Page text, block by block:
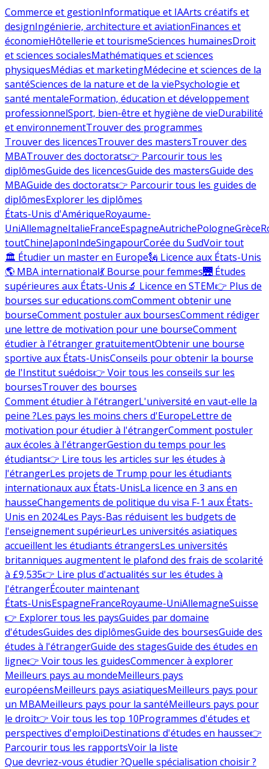
Commerce et gestionInformatique et IAArts créatifs et
designIngénierie, architecture et aviationFinances et
économieHôtellerie et tourismeSciences humainesDroit
et sciences socialesMathématiques et sciences
physiquesMédias et marketingMédecine et sciences de la
santéSciences de la nature et de la viePsychologie et
santé mentaleFormation, éducation et développement
professionnelSport, bien-être et hygiène de vieDurabilité
et environnementTrouver des programmes
Trouver des licencesTrouver des mastersTrouver des
MBATrouver des doctorats👉 Parcourir tous les
diplômesGuide des licencesGuide des mastersGuide des
MBAGuide des doctorats👉 Parcourir tous les guides de
diplômesExplorer les diplômes
États-Unis d'AmériqueRoyaume-
UniAllemagneItalieFranceEspagneAutrichePologneGrèce
toutChineJaponIndeSingapourCorée du SudVoir tout
🏛 Étudier un master en Europe🗽 Licence aux États-Unis
🌎 MBA international💃 Bourse pour femmes🌉 Études
supérieures aux États-Unis🔬 Licence en STEM👉 Plus de
bourses sur educations.comComment obtenir une
bourseComment postuler aux boursesComment rédiger
une lettre de motivation pour une bourseComment
étudier à l'étranger gratuitementObtenir une bourse
sportive aux États-UnisConseils pour obtenir la bourse
de l'Institut suédois👉 Voir tous les conseils sur les
boursesTrouver des bourses
Comment étudier à l'étrangerL'université en vaut-elle la
peine ?Les pays les moins chers d'EuropeLettre de
motivation pour étudier à l'étrangerComment postuler
aux écoles à l'étrangerGestion du temps pour les
étudiants👉 Lire tous les articles sur les études à
l'étrangerLes projets de Trump pour les étudiants
internationaux aux États-UnisLa licence en 3 ans en
hausseChangements de politique du visa F-1 aux États-
Unis en 2024Les Pays-Bas réduisent les budgets de
l'enseignement supérieurLes universités asiatiques
accueillent les étudiants étrangersLes universités
britanniques augmentent le plafond des frais de scolarité
à £9,535👉 Lire plus d'actualités sur les études à
l'étrangerÉcouter maintenant
États-UnisEspagneFranceRoyaume-UniAllemagneSuisse
👉 Explorer tous les paysGuides par domaine
d'étudesGuides des diplômesGuide des boursesGuide des
études à l'étrangerGuide des stagesGuide des études en
ligne👉 Voir tous les guidesCommencer à explorer
Meilleurs pays au mondeMeilleurs pays
européensMeilleurs pays asiatiquesMeilleurs pays pour
un MBAMeilleurs pays pour la santéMeilleurs pays pour
le droit👉 Voir tous les top 10Programmes d'études et
perspectives d'emploiDestinations d'études en hausse👉
Parcourir tous les rapportsVoir la liste
Que devriez-vous étudier ?Quelle spécialisation choisir ?